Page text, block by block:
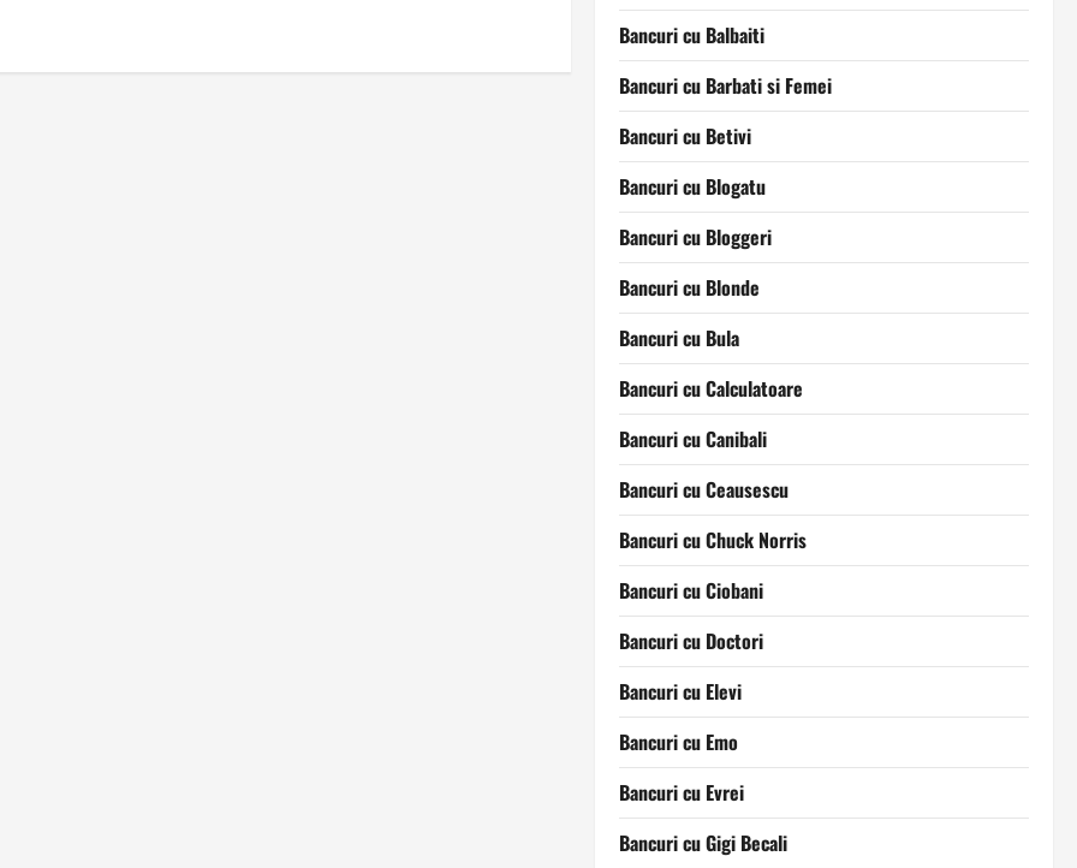
Bancuri cu Balbaiti
Bancuri cu Barbati si Femei
Bancuri cu Betivi
Bancuri cu Blogatu
Bancuri cu Bloggeri
Bancuri cu Blonde
Bancuri cu Bula
Bancuri cu Calculatoare
Bancuri cu Canibali
Bancuri cu Ceausescu
Bancuri cu Chuck Norris
Bancuri cu Ciobani
Bancuri cu Doctori
Bancuri cu Elevi
Bancuri cu Emo
Bancuri cu Evrei
Bancuri cu Gigi Becali